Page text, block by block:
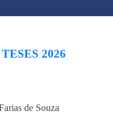
2026
de Souza